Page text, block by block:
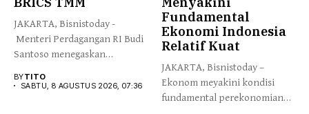
JAKARTA, Bisnistoday -
Menteri Perdagangan RI Budi
Santoso menegaskan
perdagangan...
BYTITO
SABTU, 8 AGUSTUS 2026, 07:36
Fundamental
Ekonomi Indonesia
Relatif Kuat
JAKARTA, Bisnistoday –
Ekonom meyakini kondisi
fundamental perekonomian